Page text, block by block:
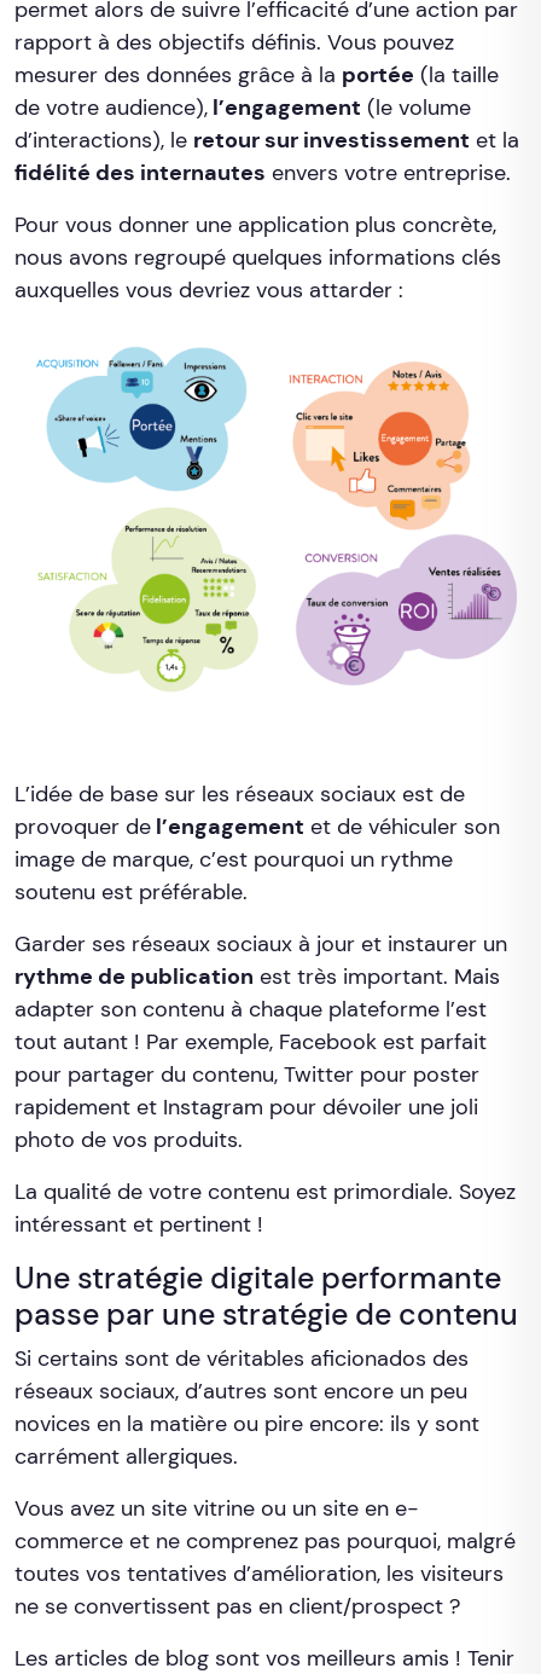
permet alors de suivre l’efficacité d’une action par
rapport à des objectifs définis. Vous pouvez
mesurer des données grâce à la portée (la taille
de votre audience), l’engagement (le volume
d’interactions), le retour sur investissement et la
fidélité des internautes envers votre entreprise.
Pour vous donner une application plus concrète,
nous avons regroupé quelques informations clés
auxquelles vous devriez vous attarder :
L’idée de base sur les réseaux sociaux est de
provoquer de l’engagement et de véhiculer son
image de marque, c’est pourquoi un rythme
soutenu est préférable.
Garder ses réseaux sociaux à jour et instaurer un
rythme de publication est très important. Mais
adapter son contenu à chaque plateforme l’est
tout autant ! Par exemple, Facebook est parfait
pour partager du contenu, Twitter pour poster
rapidement et Instagram pour dévoiler une joli
photo de vos produits.
La qualité de votre contenu est primordiale. Soyez
intéressant et pertinent !
Une stratégie digitale performante
passe par une stratégie de contenu
Si certains sont de véritables aficionados des
réseaux sociaux, d’autres sont encore un peu
novices en la matière ou pire encore: ils y sont
carrément allergiques.
Vous avez un site vitrine ou un site en e-
commerce et ne comprenez pas pourquoi, malgré
toutes vos tentatives d’amélioration, les visiteurs
ne se convertissent pas en client/prospect ?
Les articles de blog sont vos meilleurs amis ! Tenir